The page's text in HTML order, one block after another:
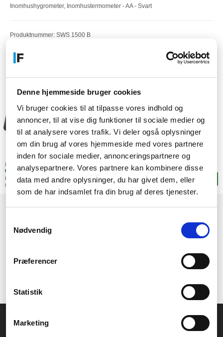
Denne hjemmeside bruger cookies
Vi bruger cookies til at tilpasse vores indhold og
annoncer, til at vise dig funktioner til sociale medier og
til at analysere vores trafik. Vi deler også oplysninger
om din brug af vores hjemmeside med vores partnere
inden for sociale medier, annonceringspartnere og
analysepartnere. Vores partnere kan kombinere disse
data med andre oplysninger, du har givet dem, eller
som de har indsamlet fra din brug af deres tjenester.
Nødvendig
Præferencer
Statistik
Marketing
Inomhushygrometer, Inomhustermometer - AA - Svart
Produktnummer: SWS 1500 B
Artikelnummer: F7027475
Lagerstatus:
+5 stk. i fjärrlagring
Leveranstid: 13-14 arbetsdagar
Mer leveransinformation
501,-SEK
Lägg i korgen
Allmänna frågor: